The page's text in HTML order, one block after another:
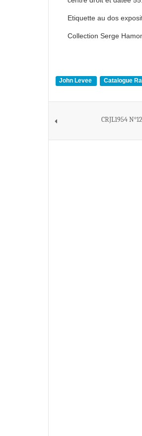
Etiquette au dos
Collection Serge
John Levee Catalogue
CRJL1954